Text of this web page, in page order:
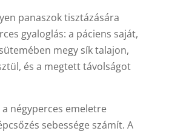
panaszok tisztázására
gyaloglás: a páciens saját,
megy sík talajon,
és a megtett távolságot
négyperces emeletre
sebessége számít. A